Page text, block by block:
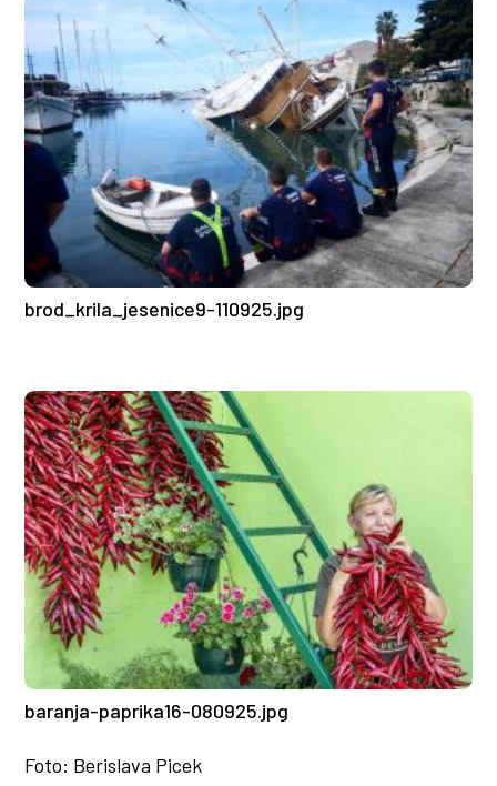
brod_krila_jesenice9-110925.jpg
baranja-paprika16-080925.jpg
Foto: Berislava Picek